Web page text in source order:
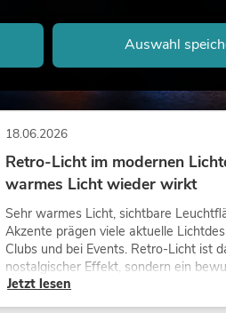
18.06.2026
Retro-Licht im modernen
warmes Licht wieder wirkt
Sehr warmes Licht, sichtbare
Akzente prägen viele aktuelle
Clubs und bei Events. Retro-Licht ist
nostalgischer Effekt, sondern ein
Gestaltungsmittel: Es schafft
Charakter und kann technische LED-
Jetzt lesen
Auswahl